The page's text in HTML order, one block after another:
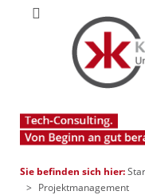
Projektmanagement